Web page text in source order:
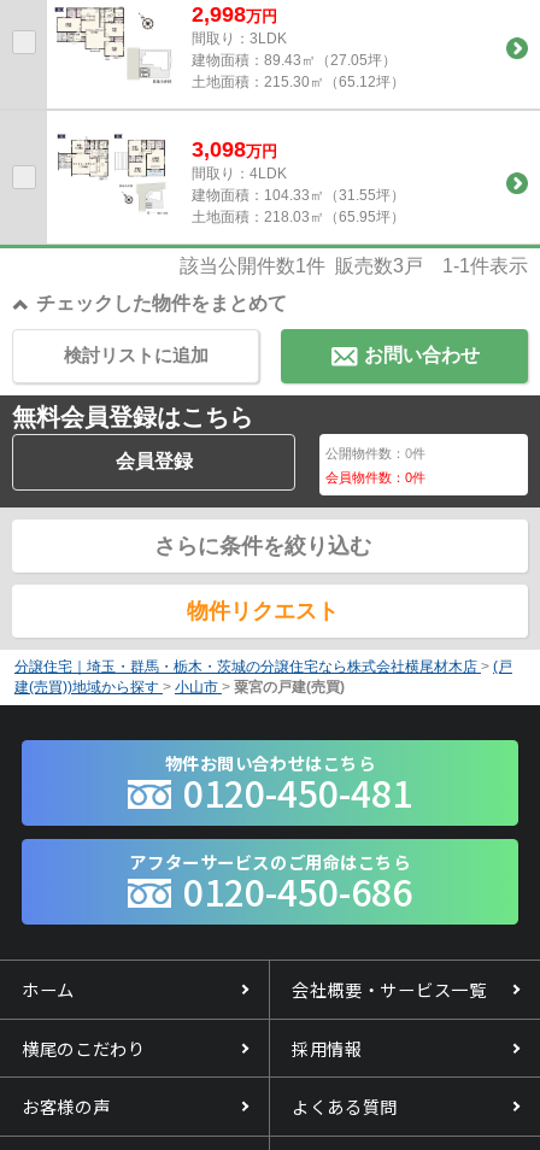
2,998万円
間取り：3LDK
建物面積： 89.43㎡（27.05坪）
土地面積： 215.30㎡（65.12坪）
3,098万円
間取り：4LDK
建物面積： 104.33㎡（31.55坪）
土地面積： 218.03㎡（65.95坪）
該当公開件数1件 販売数3 戸 1-1件表示
チェックした物件をまとめて
お問い合わせ
検討リストに追加
無料会員登録はこちら
会員登録 公開物件数：0件
会員物件数：0件
さらに条件を絞り込む
物件リクエスト
分譲住宅｜埼玉・群馬・栃木・茨城の分譲住宅なら株式会社横尾材木店 > (戸
建(売買))地域から探す > 小山市 > 粟宮の戸建(売買)
物件お問い合わせはこちら
0120-450-481
アフターサービスのご用命はこちら
0120-450-686
ホーム 会社概要・サービス一覧
横尾のこだわり 採用情報
お客様の声 よくある質問